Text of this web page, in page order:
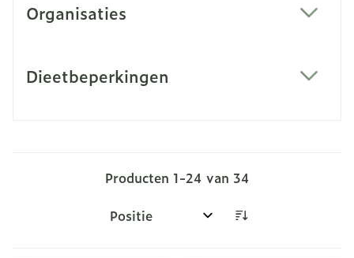
Organisaties
Dieetbeperkingen
Producten 1-24 van 34
Sorteer op: